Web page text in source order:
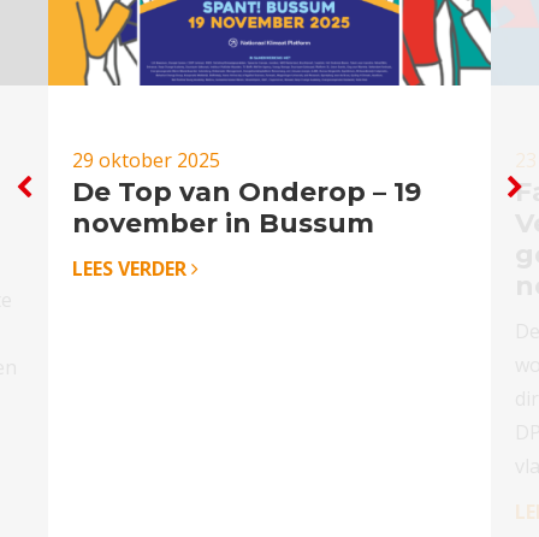
29 oktober 2025
De Top van Onderop – 19
november in Bussum
LEES VERDER